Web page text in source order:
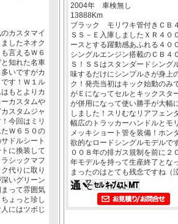
カスタマイ
したネオク
言えるＷ６
知れた名車
いですがカ
す！Ｗ１ル
もとよりカ
カスタムや
スタムジャ
今回はミリ
Ｗ６５０の
ドルシート
に換装して
シックマフ
代りに取り
いグリーン
って雰囲気
ょっと珍し
にはツボじ
2004年 車検無し
13888Km
ブラック モリワキ管付きＣＢ
ＳＳ－Ｅ入庫しましたＸＲ４０
ースとする躍動感あふれる４０
シングルエンジン搭載のＣＢ４
Ｓ！ＳＳはスタンダードシング
味するだけにシンプルさが身上
ク！発売当初はキック始動のみ
がＥになってセルとキックスタ
が併用になって使い勝手が大幅
しました！スリむなリアフェン
幅広のトラッカーハンドルとモ
メッキショート管を装備！ホン
欲的なロードシングルモデルで
００８年の排ガス規制を前に２
年モデルを持って生産終了とな
まったのはとても残念ですね（